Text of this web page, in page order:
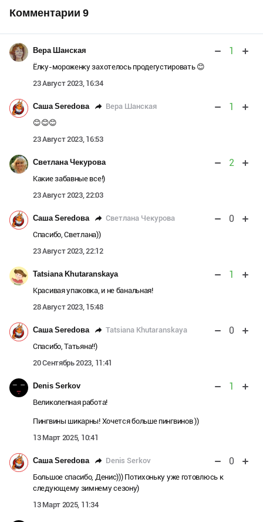
Комментарии 9
Вера Шанская 1
Ёлку-мороженку захотелось продегустировать 😊
23 Август 2023, 16:34
Саша Seredова Вера Шанская 1
😊😊😊
23 Август 2023, 16:53
Светлана Чекурова 2
Какие забавные все!)
23 Август 2023, 22:03
Саша Seredова Светлана Чекурова 0
Спасибо, Светлана))
23 Август 2023, 22:12
Tatsiana Khutaranskaya 1
Красивая упаковка, и не банальная!
28 Август 2023, 15:48
Саша Seredова Tatsiana Khutaranskaya 0
Спасибо, Татьяна!!)
20 Сентябрь 2023, 11:41
Denis Serkov 1
Великолепная работа!
Пингвины шикарны! Хочется больше пингвинов ))
13 Март 2025, 10:41
Саша Seredова Denis Serkov 0
Большое спасибо, Денис))) Потихоньку уже готовлюсь к
следующему зимнему сезону)
13 Март 2025, 11:34